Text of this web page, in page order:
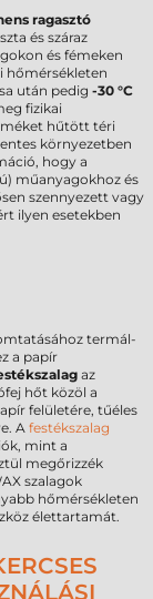
ragasztó
és száraz
és fémeken
hőmérsékleten
után pedig -30 °C
fizikai
hűtött téri
környezetben
hogy a
műanyagokhoz és
szennyezett vagy
ilyen esetekben
termál-
a papír
az
hőt közöl a
felületére, tűéles
A festékszalag
mint a
megőrizzék
szalagok
hőmérsékleten
élettartamát.